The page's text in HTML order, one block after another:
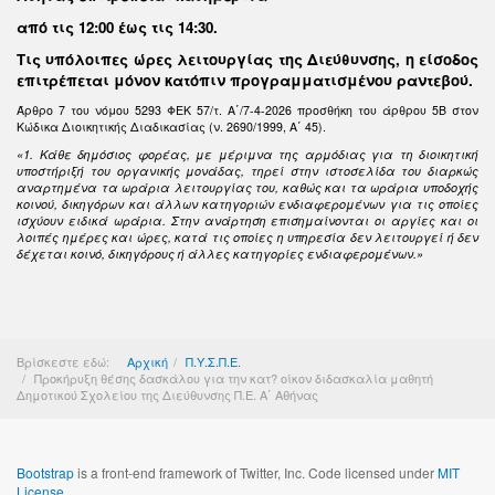
από τις 12:00 έως τις 14:30.
Τις υπόλοιπες ώρες λειτουργίας της Διεύθυνσης, η είσοδος
επιτρέπεται μόνον κατόπιν προγραμματισμένου ραντεβού.
Άρθρο 7 του νόμου 5293 ΦΕΚ 57/τ. Α΄/7-4-2026 προσθήκη του άρθρου 5Β στον
Κώδικα Διοικητικής Διαδικασίας (ν. 2690/1999, Α΄ 45).
«1. Κάθε δημόσιος φορέας, με μέριμνα της αρμόδιας για τη διοικητική
υποστήριξή του οργανικής μονάδας, τηρεί στην ιστοσελίδα του διαρκώς
αναρτημένα τα ωράρια λειτουργίας του, καθώς και τα ωράρια υποδοχής
κοινού, δικηγόρων και άλλων κατηγοριών ενδιαφερομένων για τις οποίες
ισχύουν ειδικά ωράρια. Στην ανάρτηση επισημαίνονται οι αργίες και οι
λοιπές ημέρες και ώρες, κατά τις οποίες η υπηρεσία δεν λειτουργεί ή δεν
δέχεται κοινό, δικηγόρους ή άλλες κατηγορίες ενδιαφερομένων.»
Βρίσκεστε εδώ: Αρχική
Π.Υ.Σ.Π.Ε.
Προκήρυξη θέσης δασκάλου για την κατ? οίκον διδασκαλία μαθητή
Δημοτικού Σχολείου της Διεύθυνσης Π.Ε. Α΄ Αθήνας
Bootstrapis a front-end framework of Twitter, Inc. Code licensed underMIT
License.